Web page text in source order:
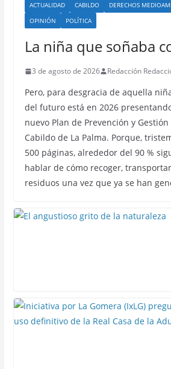
ACTUALIDAD CABILDO DERECHOS
OPINIÓN
POLÍTICA
La niña que soñaba
3 de agosto de 2026 Redacción
Pero, para desgracia de aquella
del futuro está en 2026
nuevo Plan de Prevención y
Cabildo de La Palma. Porque,
500 páginas, alrededor del 90 %
hablar de cómo recoger,
residuos una vez que ya se han